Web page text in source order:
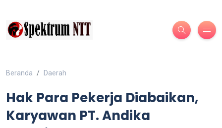
Beranda Daerah
Hak Para Pekerja Diabaikan,
Karyawan PT. Andika